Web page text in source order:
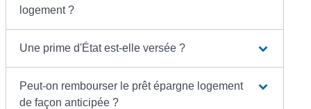
logement ?
Une prime d'État est-elle versée ?
Peut-on rembourser le prêt épargne logement
de façon anticipée ?